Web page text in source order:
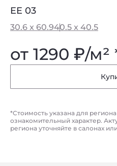
EE 03
30.6 x 60.940.5 x 40.5
от 1290 ₽/м²
*Стоимость указана для
ознакомительный характер.
региона уточняйте в салонах